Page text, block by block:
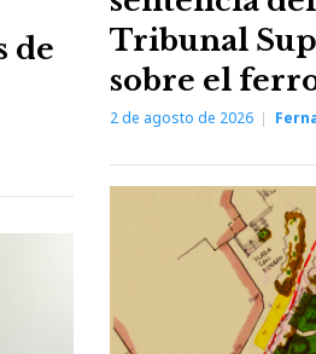
de
Tribunal
sobre el
2 de agosto de 2026